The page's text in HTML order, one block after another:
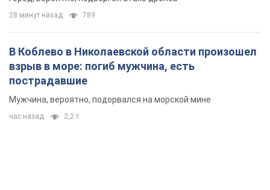
28 минут назад 789
В Коблево в Николаевской области произошел
взрыв в море: погиб мужчина, есть
пострадавшие
Мужчина, вероятно, подорвался на морской мине
час назад 2,2 т.